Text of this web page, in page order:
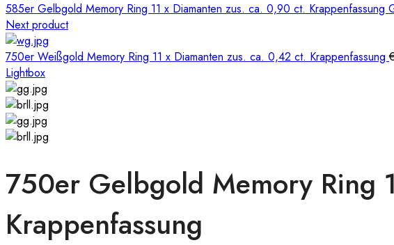
585er Gelbgold Memory Ring 11 x Diamanten zus. ca. 0,90 ct. Krappenfassung
Next product
750er Weißgold Memory Ring 11 x Diamanten zus. ca. 0,42 ct. Krappenfassung€
Lightbox
750er Gelbgold Memory Ring
Krappenfassung